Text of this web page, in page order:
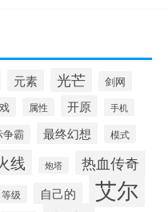
元素 光芒
剑网
属性 开原 手机
争霸 最终幻想 模式
线 炮塔 热血传奇
等级 自己的 艾尔